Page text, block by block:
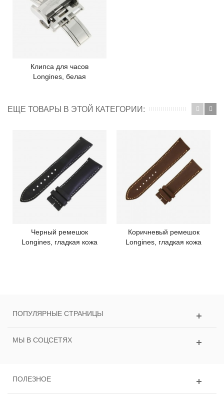
Клипса для часов
Longines, белая
ЕЩЕ ТОВАРЫ В ЭТОЙ КАТЕГОРИИ:
Черный ремешок
Longines, гладкая кожа
Коричневый ремешок
Longines, гладкая кожа
ПОПУЛЯРНЫЕ СТРАНИЦЫ
МЫ В СОЦСЕТЯХ
ПОЛЕЗНОЕ